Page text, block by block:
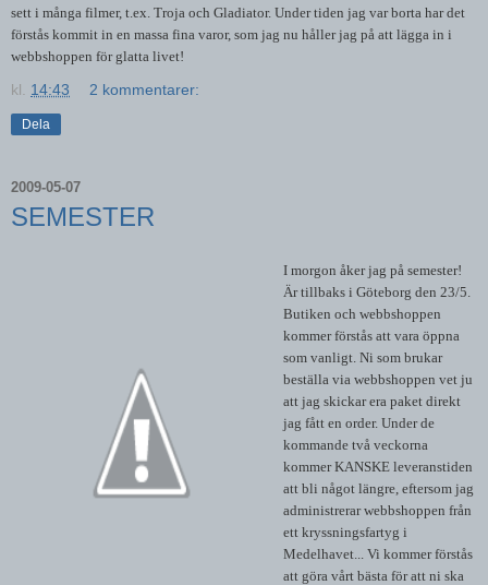
sett i många filmer, t.ex. Troja och Gladiator. Under tiden jag var borta har det
förstås kommit in en massa fina varor, som jag nu håller jag på att lägga in i
webbshoppen för glatta livet!
kl. 14:43 2 kommentarer:
Dela
2009-05-07
SEMESTER
I morgon åker jag på semester!
Är tillbaks i Göteborg den 23/5.
Butiken och webbshoppen
kommer förstås att vara öppna
som vanligt. Ni som brukar
beställa via webbshoppen vet ju
att jag skickar era paket direkt
jag fått en order. Under de
kommande två veckorna
kommer KANSKE leveranstiden
att bli något längre, eftersom jag
administrerar webbshoppen från
ett kryssningsfartyg i
Medelhavet... Vi kommer förstås
att göra vårt bästa för att ni ska